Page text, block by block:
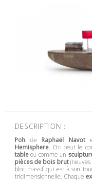
DESCRIPTION :
Poh de Raphaël Navot
Hemisphere. On peut le
tableou comme un
pièces de bois brut(neuves
bloc massif qui est à son
tridimensionnelle. Chaque